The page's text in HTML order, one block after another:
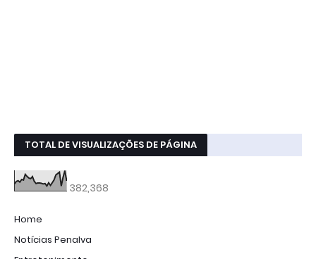
TOTAL DE VISUALIZAÇÕES DE PÁGINA
382,368
Home
Notícias Penalva